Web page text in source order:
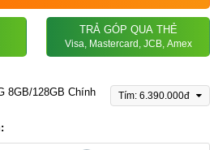
TRẢ GÓP QUA THẺ
Visa, Mastercard, JCB, Amex
8GB/128GB Chính
Tím: 6.390.000đ